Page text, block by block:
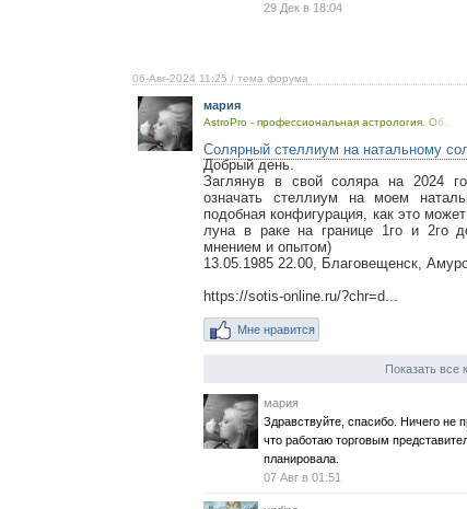
29 Дек в 18:04
06-Авг-2024 11:25 / тема форума
мария
AstroPro - профессиональная астрология. Об...
Солярный стеллиум на натальному
Добрый день.
Заглянув в свой соляра на 2024
означать стеллиум на моем
подобная конфигурация, как это
луна в раке на границе 1го и 2го
мнением и опытом)
13.05.1985 22.00, Благовещенск,
https://sotis-online.ru/?chr=d...
Мне нравится
Показать все
мария
Здравствуйте, спасибо. Ничего не
что работаю торговым
планировала.
07 Авг в 01:51